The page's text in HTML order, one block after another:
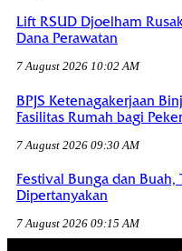
Lift RSUD Djoelham
Dana Perawatan
7 August 2026 10:02 AM
BPJS Ketenagakerjaan
Fasilitas Rumah bagi
7 August 2026 09:30 AM
Festival Bunga dan Buah,
Dipertanyakan
7 August 2026 09:15 AM